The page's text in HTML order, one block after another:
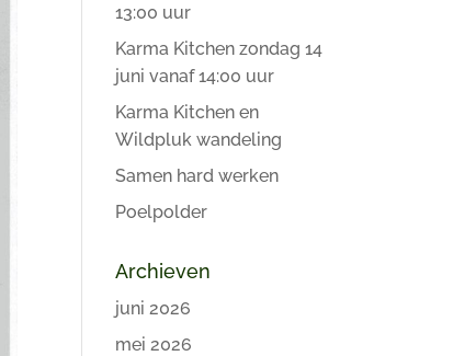
13:00 uur
Karma Kitchen zondag 14
juni vanaf 14:00 uur
Karma Kitchen en
Wildpluk wandeling
Samen hard werken
Poelpolder
Archieven
juni 2026
mei 2026